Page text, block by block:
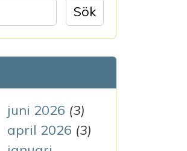
juni 2026 (3)
april 2026 (3)